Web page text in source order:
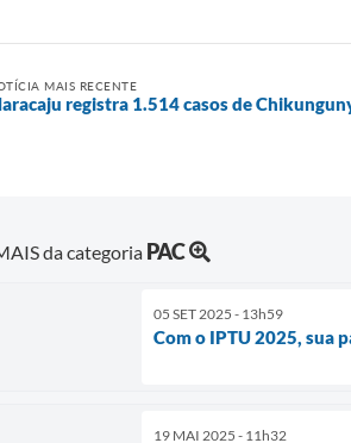
MAIS RECENTE
registra 1.514 casos de
da categoria PAC
05 SET 2025 - 13h59
Com o IPTU 2025, sua
19 MAI 2025 - 11h32